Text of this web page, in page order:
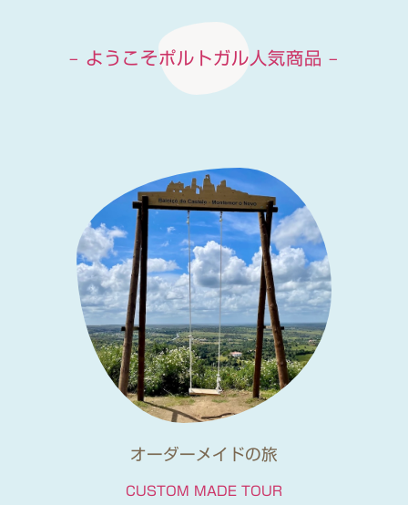
– ようこそポルトガル人気商品 –
オーダーメイドの旅
CUSTOM MADE TOUR